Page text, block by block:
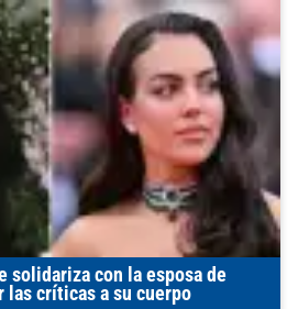
solidariza con la esposa de
las críticas a su cuerpo